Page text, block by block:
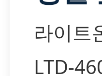
라이트
LTD-